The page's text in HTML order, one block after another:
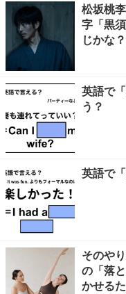
松坂桃
字「黒
じかな
英語で
う？
英語で
そのや
の「落
かせる